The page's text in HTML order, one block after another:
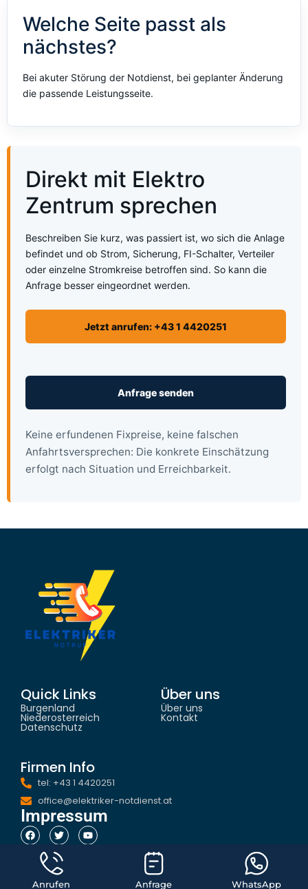
Welche Seite passt als
nächstes?
Bei akuter Störung der Notdienst, bei geplanter Änderung
die passende Leistungsseite.
Direkt mit Elektro
Zentrum sprechen
Beschreiben Sie kurz, was passiert ist, wo sich die Anlage
befindet und ob Strom, Sicherung, FI-Schalter, Verteiler
oder einzelne Stromkreise betroffen sind. So kann die
Anfrage besser eingeordnet werden.
Jetzt anrufen: +43 1 4420251
Anfrage senden
Keine erfundenen Fixpreise, keine falschen
Anfahrtsversprechen: Die konkrete Einschätzung
erfolgt nach Situation und Erreichbarkeit.
Quick Links
Burgenland
Niederosterreich
Datenschutz
Über uns
Über uns
Kontakt
Firmen Info
tel: +43 1 4420251
office@elektriker-notdienst.at
Impressum
© 2025 All rights reservedelektriker-notruf.at
Anrufen Anfrage WhatsApp